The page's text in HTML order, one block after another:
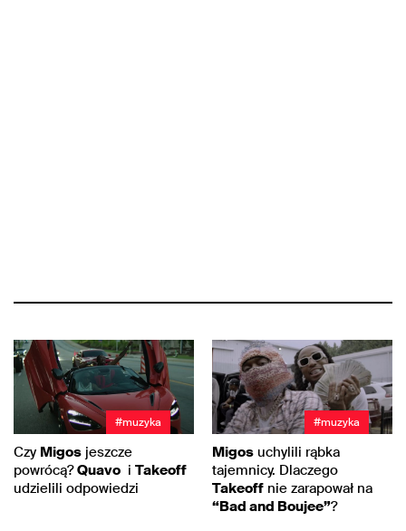
#muzyka
Czy Migos jeszcze
powrócą?Quavo i Takeoff
udzielili odpowiedzi
#muzyka
Migos uchylili rąbka
tajemnicy. Dlaczego
Takeoff nie zarapował na
“Bad and Boujee”?